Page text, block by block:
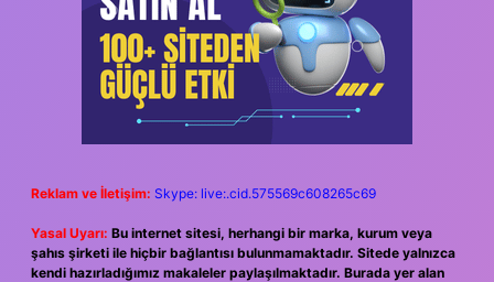
Reklam ve İletişim: Skype: live:.cid.575569c608265c69
Yasal Uyarı: Bu internet sitesi, herhangi bir marka, kurum veya
şahıs şirketi ile hiçbir bağlantısı bulunmamaktadır. Sitede yalnızca
kendi hazırladığımız makaleler paylaşılmaktadır. Burada yer alan